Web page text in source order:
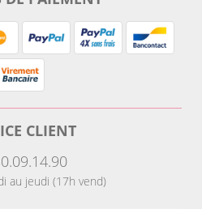
CLIENT
au jeudi (17h vend)